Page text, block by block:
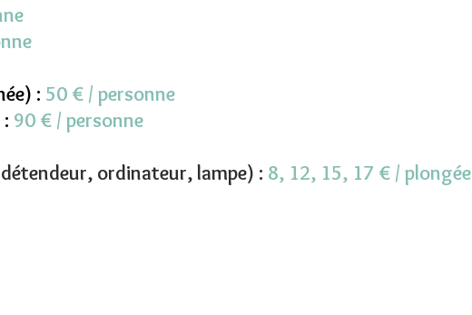
: 50 € / personne
90 € / personne
ordinateur, lampe) : 8, 12, 15, 17 € / plongée